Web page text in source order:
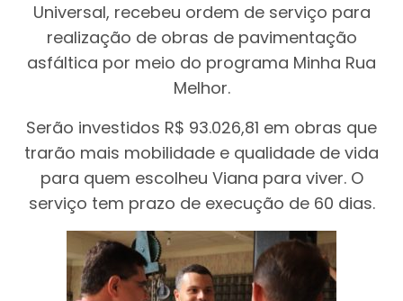
Universal, recebeu ordem de serviço para
realização de obras de pavimentação
asfáltica por meio do programa Minha Rua
Melhor.
Serão investidos R$ 93.026,81 em obras que
trarão mais mobilidade e qualidade de vida
para quem escolheu Viana para viver. O
serviço tem prazo de execução de 60 dias.